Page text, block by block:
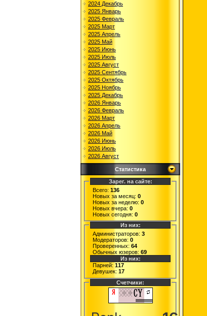
2024 Декабрь
2025 Январь
2025 Февраль
2025 Март
2025 Апрель
2025 Май
2025 Июнь
2025 Июль
2025 Август
2025 Сентябрь
2025 Октябрь
2025 Ноябрь
2025 Декабрь
2026 Январь
2026 Февраль
2026 Март
2026 Апрель
2026 Май
2026 Июнь
2026 Июль
2026 Август
Статистика
Зарег. на сайте:
Всего: 136
Новых за месяц: 0
Новых за неделю: 0
Новых вчера: 0
Новых сегодня: 0
Из них:
Администраторов: 3
Модераторов: 0
Проверенных: 64
Обычных юзеров: 69
Из них:
Парней: 117
Девушек: 17
Счетчики: